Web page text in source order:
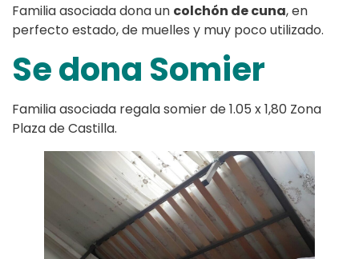
Familia asociada dona un colchón de cuna, en
perfecto estado, de muelles y muy poco utilizado.
Se dona Somier
Familia asociada regala somier de 1.05 x 1,80 Zona
Plaza de Castilla.